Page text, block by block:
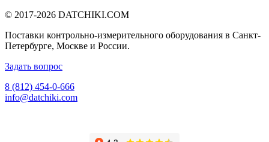
© 2017-2026 DATCHIKI.COM
Поставки контрольно-измерительного оборудования в Санкт-
Петербурге, Москве и России.
Задать вопрос
8 (812) 454-0-666
info@datchiki.com